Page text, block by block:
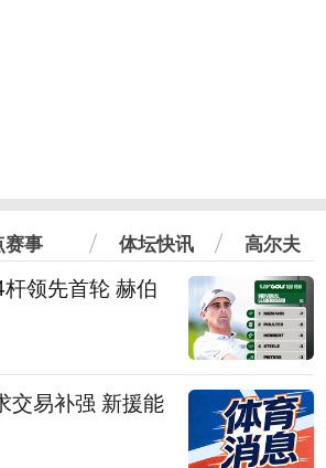
赛事 体坛快讯 高尔夫
领先首轮 赫伯
交易补强 新援能